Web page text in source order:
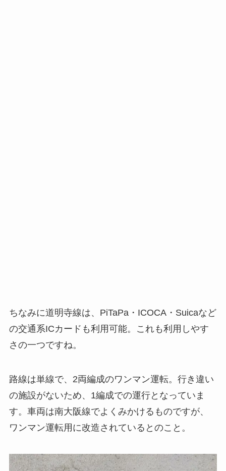
ちなみに道明寺線は、PiTaPa・ICOCA・Suicaなど
の交通系ICカードも利用可能。これも利用しやす
さの一つですね。
路線は単線で、2両編成のワンマン運転。行き違い
の施設がないため、1編成での運行となっていま
す。車両は南大阪線でよくみかけるものですが、
ワンマン運転用に改造されているとのこと。